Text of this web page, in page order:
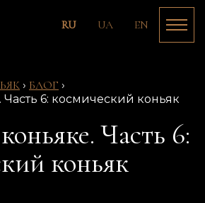
RU UA EN
› БЛОГ ›
6: космический коньяк
Часть 6:
коньяк